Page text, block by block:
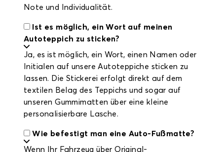
Note und Individualität.
Ist es möglich, ein Wort auf meinen
Autoteppich zu sticken?
Ja, es ist möglich, ein Wort, einen Namen oder
Initialen auf unsere Autoteppiche sticken zu
lassen. Die Stickerei erfolgt direkt auf dem
textilen Belag des Teppichs und sogar auf
unseren Gummimatten über eine kleine
personalisierbare Lasche.
Wie befestigt man eine Auto-Fußmatte?
Wenn Ihr Fahrzeug über Original-